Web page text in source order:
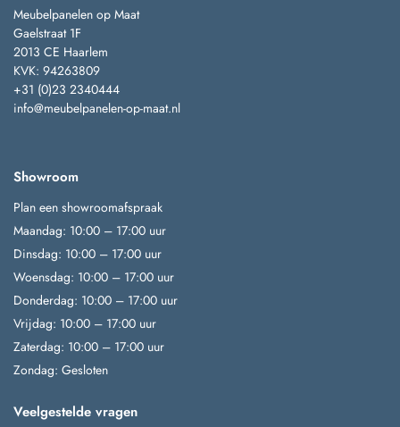
Meubelpanelen op Maat
Gaelstraat 1F
2013 CE Haarlem
KVK: 94263809
+31 (0)23 2340444
info@meubelpanelen-op-maat.nl
Showroom
Plan een showroomafspraak
Maandag: 10:00 – 17:00 uur
Dinsdag: 10:00 – 17:00 uur
Woensdag: 10:00 – 17:00 uur
Donderdag: 10:00 – 17:00 uur
Vrijdag: 10:00 – 17:00 uur
Zaterdag: 10:00 – 17:00 uur
Zondag: Gesloten
Veelgestelde vragen